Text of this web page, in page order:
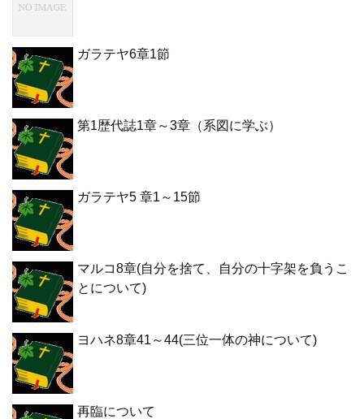
ガラテヤ6章1節
第1歴代誌1章～3章（系図に学ぶ）
ガラテヤ5 章1～15節
マルコ8章(自分を捨て、自分の十字架を負うこ
とについて)
ヨハネ8章41～44(三位一体の神について)
再臨について